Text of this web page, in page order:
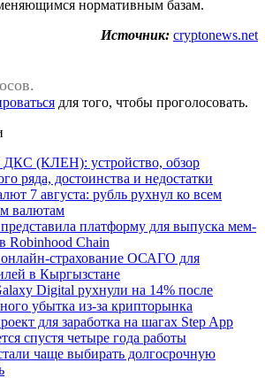
нормативным базам.
Источник: cryptonews.net
для того, чтобы проголосовать.
ДКС (КЛЕН): устройство, обзор
ряда, достоинства и недостатки
7 августа: рубль рухнул ко всем
валютам
платформу для выпуска мем-
Robinhood Chain
страхование ОСАГО для
в Кыргызстане
Digital рухнули на 14% после
убытка из-за крипторынка
для заработка на шагах Step App
спустя четыре года работы
чаще выбирать долгосрочную